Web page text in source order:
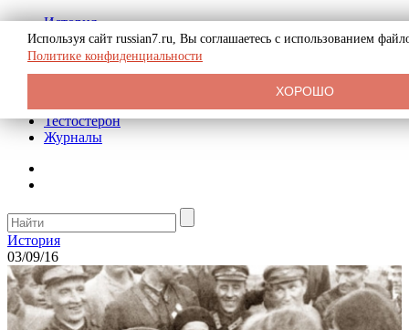
История
Биография
Криминал
Реклама на сайте
Тестостерон
Журналы
История
03/09/16
Используя сайт russian7.ru, Вы соглашаетесь с использованием
Политике конфиденциальности
ХОРОШО